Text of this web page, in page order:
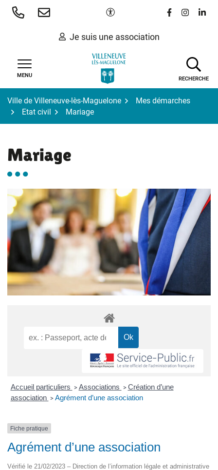
Aller
Paramètres d'accessibilité
Lien vers le
Lien vers
Lien
Je suis une association
MENU
RECHERCHE
Ville de Villeneuve-lès-Maguelone
Mes démarches
Etat civil
Mariage
Mariage
Accueil particuliers > Associations > Création d’une
association > Agrément d’une association
Fiche pratique
Agrément d’une association
Vérifié le 21/02/2023 – Direction de l’information légale et administrative